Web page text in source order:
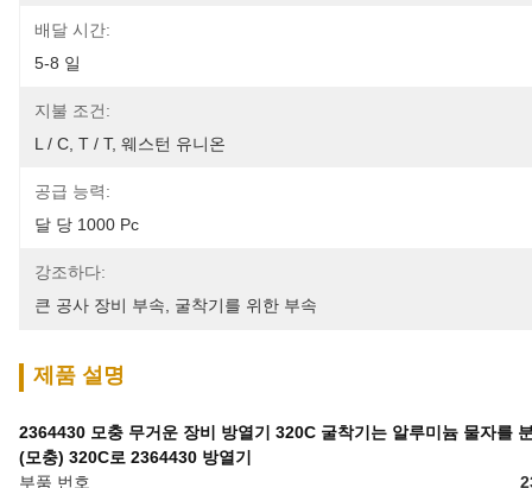
배달 시간:
5-8 일
지불 조건:
L / C, T / T, 웨스턴 유니온
공급 능력:
달 당 1000 Pc
강조하다:
큰 공사 장비 부속
굴착기를 위한 부속
제품 설명
2364430 모충 무거운 장비 방열기 320C 굴착기는 알루미늄 물자를
(모충) 320C로 2364430 방열기
부품 번호